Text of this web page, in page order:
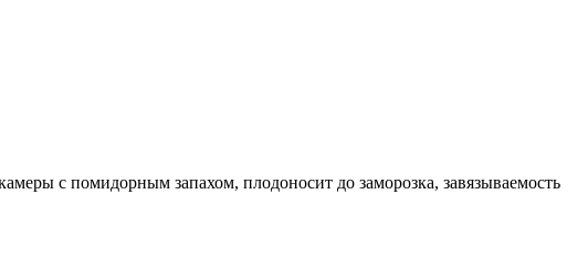
с помидорным запахом, плодоносит до заморозка, завязываемость